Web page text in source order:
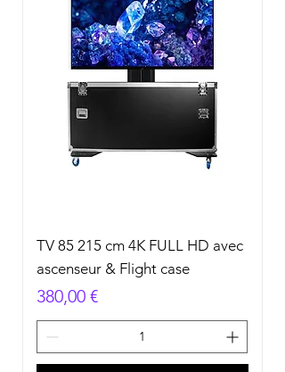
TV 85 215 cm 4K FULL HD avec
ascenseur & Flight case
Prix
380,00 €